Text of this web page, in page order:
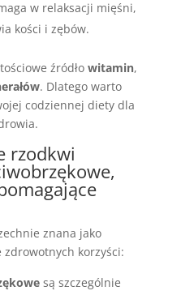
w relaksacji mięśni,
kości i zębów.
źródło witamin,
. Dlatego warto
codziennej diety dla
rzodkwi
znana jako
korzyści:
są szczególnie